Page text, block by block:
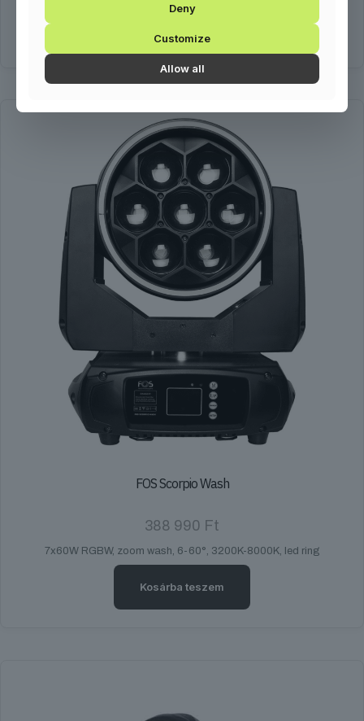
FOS Scorpio Wash
388 990 Ft
7x60W RGBW, zoom wash, 6-60°, 3200K-8000K, led ring
Kosárba teszem
Deny
Customize
Allow all